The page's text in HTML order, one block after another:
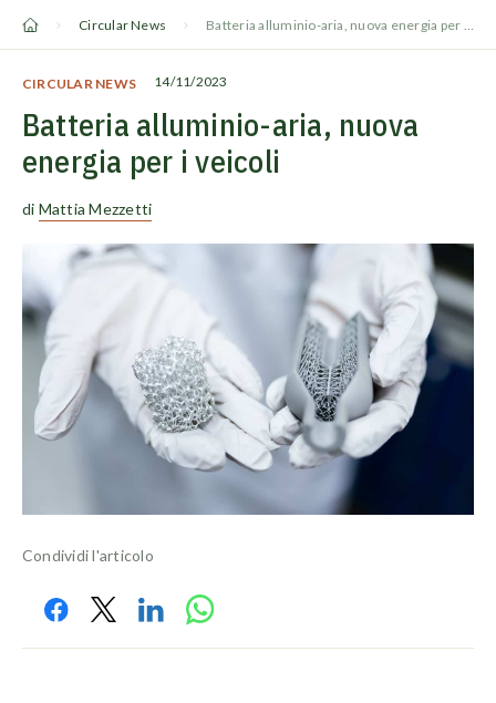
Circular News Batteria alluminio-aria, nuova energia per i veicoli
CIRCULAR NEWS 14/11/2023
Batteria alluminio-aria, nuova
energia per i veicoli
di Mattia Mezzetti
Condividi l'articolo